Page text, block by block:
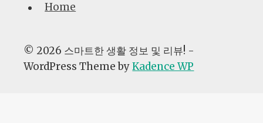
Home
© 2026 스마트한 생활 정보 및 리뷰! -
WordPress Theme byKadence WP